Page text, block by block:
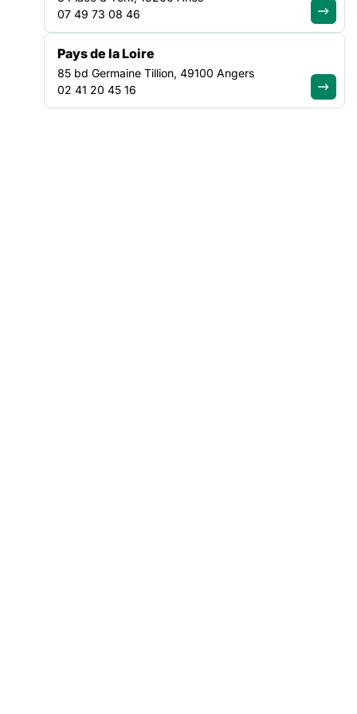
la campagne budgétaire 2021 des CHRS :
https://www.federationsolidarite.org/actualites/publication-
de-linstruction-relative-a-la-campagne-budgetaire-2021-
des-chrs-analyse-et-reaction-de-la-federation/
07 49 73 08 46
Pays de la Loire
85 bd Germaine Tillion, 49100 Angers
02 41 20 45 16